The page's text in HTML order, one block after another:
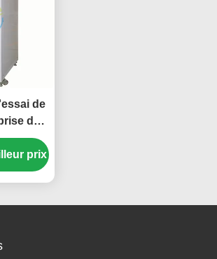
de
de
et de
300V et
prix